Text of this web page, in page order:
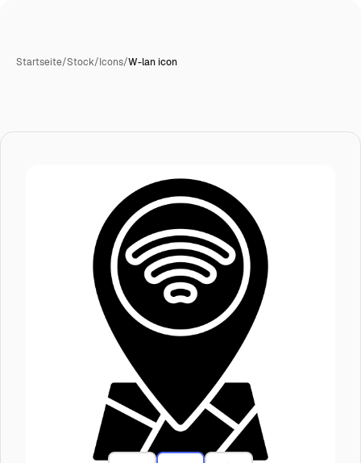
Startseite/Stock/Icons/W-lan icon